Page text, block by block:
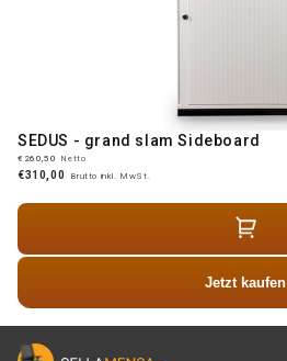
SEDUS - grand slam Sideboard
€260,50 Netto
€310,00 Brutto inkl. MwSt.
Jetzt kaufen